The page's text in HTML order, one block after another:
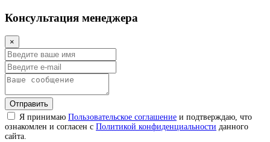
Консультация менеджера
×
Отправить
Я принимаю Пользовательское соглашение и подтверждаю, что
ознакомлен и согласен с Политикой конфиденциальности данного
сайта.